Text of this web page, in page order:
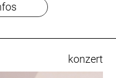
konzert